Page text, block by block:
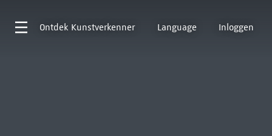
Ontdek Kunstverkenner Language Inloggen